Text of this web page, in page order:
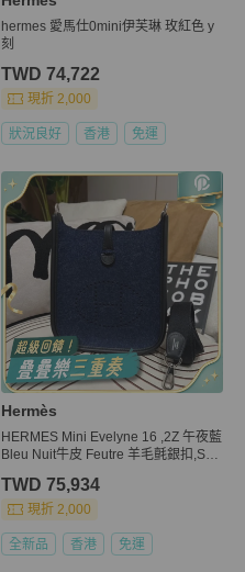
hermes 愛馬仕0mini伊芙琳 玫紅色 y
刻
TWD 74,722
現折 2,000
狀況良好 香港 免運
Hermès
HERMES Mini Evelyne 16 ,2Z 午夜藍
Bleu Nuit牛皮 Feutre 羊毛氈銀扣,STA
TWD 75,934
現折 2,000
全新品 香港 免運